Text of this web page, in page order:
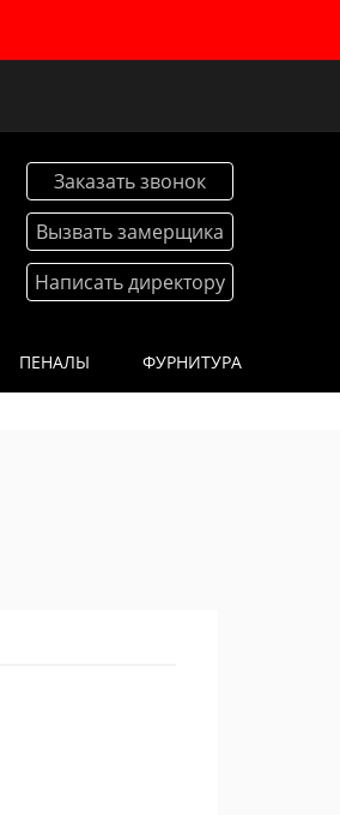
Заказать звонок
Вызвать замерщика
Написать директору
ПЕНАЛЫ ФУРНИТУРА